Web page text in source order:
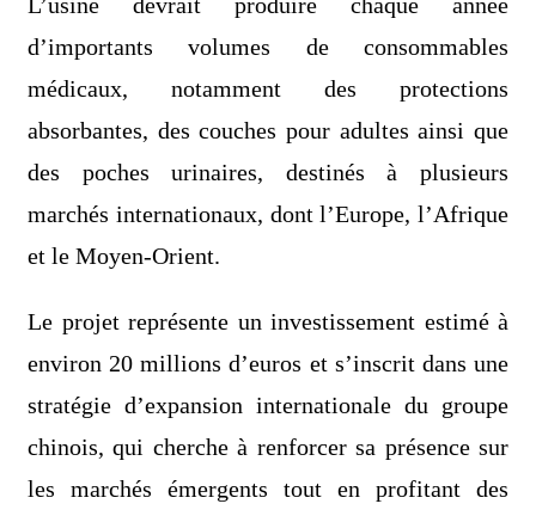
d’importants volumes de consommables
médicaux, notamment des protections
absorbantes, des couches pour adultes ainsi que
des poches urinaires, destinés à plusieurs
marchés internationaux, dont l’Europe, l’Afrique
et le Moyen-Orient.
Le projet représente un investissement estimé à
environ 20 millions d’euros et s’inscrit dans une
stratégie d’expansion internationale du groupe
chinois, qui cherche à renforcer sa présence sur
les marchés émergents tout en profitant des